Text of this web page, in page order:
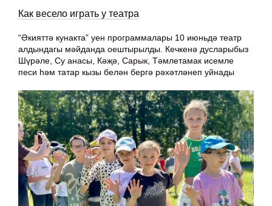
Как весело играть у театра
“Әкияттә кунакта” уен программалары 10 июньдә театр
алдындагы мәйданда оештырылды. Кечкенә дусларыбыз
Шүрәле, Су анасы, Кәҗә, Сарык, Тәмлетамак исемле
песи һәм татар кызы белән бергә рәхәтләнеп уйнады